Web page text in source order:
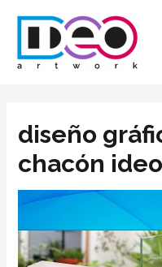
diseño
chacón